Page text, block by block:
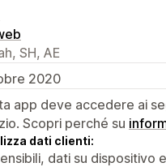
SH, AE
2020
app deve accedere ai
Scopri perché su
dati clienti:
dati su dispositivo